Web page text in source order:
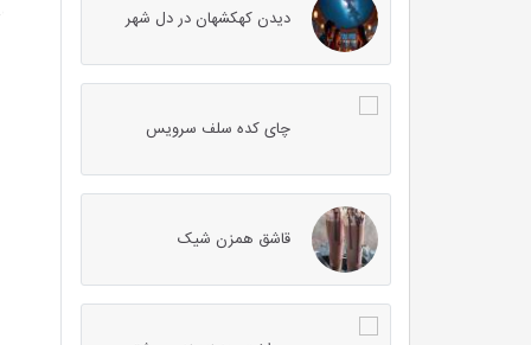
دیدن کهکشهان در دل شهر
چای کده سلف سرویس
قاشق همزن شیک